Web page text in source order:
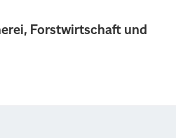
Forstwirtschaft und